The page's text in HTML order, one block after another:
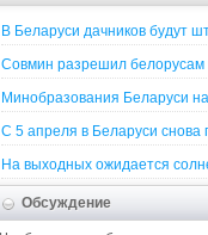
В Беларуси дачников будут
Совмин разрешил белорусам
Минобразования Беларуси
С 5 апреля в Беларуси снова
На выходных ожидается
Обсуждение